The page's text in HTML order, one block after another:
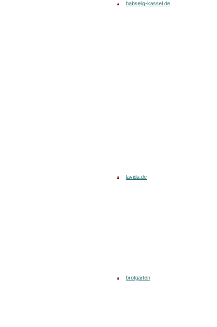
habselig-kassel.de
lavida.de
brotgarten